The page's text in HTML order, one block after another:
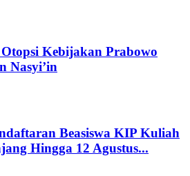
Kebijakan Prabowo
Nasyi’in
Beasiswa KIP Kuliah
Hingga 12 Agustus...